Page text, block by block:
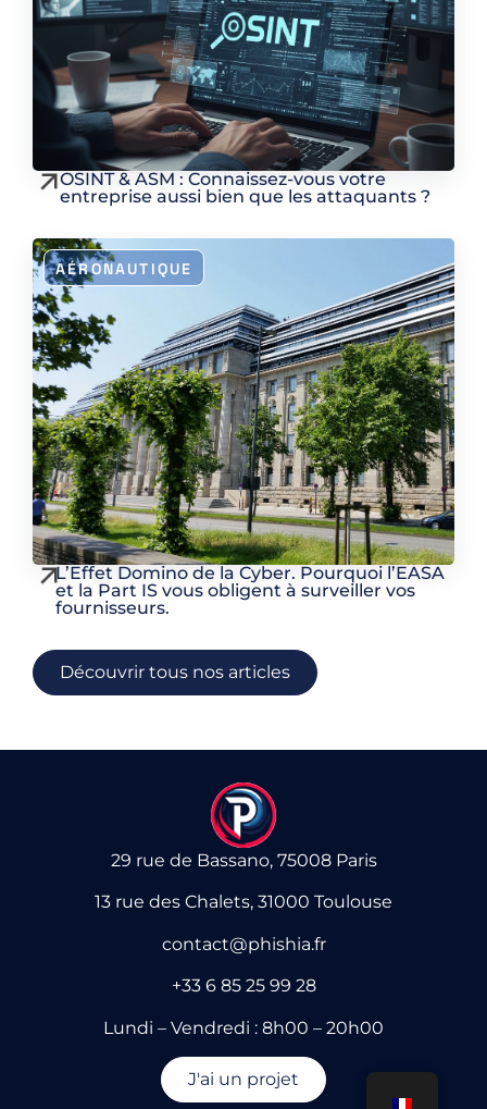
OSINT & ASM : Connaissez-vous votre
entreprise aussi bien que les attaquants ?
AÉRONAUTIQUE
L’Effet Domino de la Cyber. Pourquoi l’EASA
et la Part IS vous obligent à surveiller vos
fournisseurs.
Découvrir tous nos articles
29 rue de Bassano, 75008 Paris
13 rue des Chalets, 31000 Toulouse
contact@phishia.fr
+33 6 85 25 99 28
Lundi – Vendredi : 8h00 – 20h00
J'ai un projet